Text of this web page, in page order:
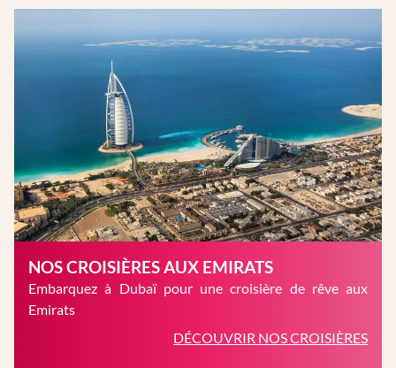
NOS CROISIÈRES AUX EMIRATS
Embarquez à Dubaï pour une croisière de rêve aux
Emirats
DÉCOUVRIR NOS CROISIÈRES